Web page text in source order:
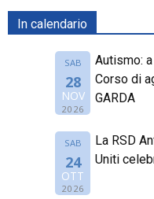
In calendario
SAB
28
NOV
2026
Autismo:
Corso di
GARDA
SAB
24
OTT
2026
La RSD
Uniti